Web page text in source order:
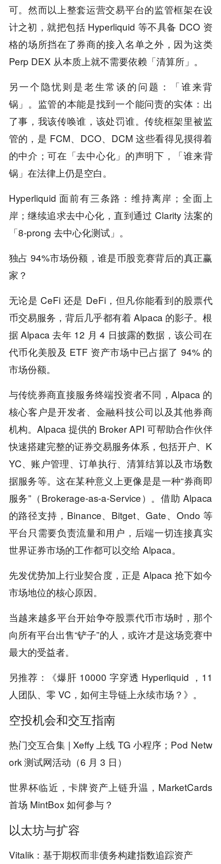
可。然而以上整套运营交易平台的监管框架在设
计之初，就把包括 Hyperliquid 等不具备 DCO 资
格的场所挡在了券商的接入名单之外，因为这类
Perp DEX 从本质上就不需要依赖「清算所」。
另一个隐忧则是老生常谈的问题：「谁来背
锅」。监管的本能是找到一个能问责的实体：出
了事，我该传唤谁，该处罚谁。传统框架里被监
管的，是 FCM、DCO、DCM 这些看得见摸得着
的中介；可在「去中心化」的声明下，「谁来背
锅」在法律上仍是空白。
Hyperliquid 面前有三条路：维持离岸；全面上
岸；继续追求去中心化，直到通过 Clarity 法案的
「8-prong 去中心化测试」。
独占 94%市场份额，谁是币股竞赛背后的真正赢
家？
无论是 CeFi 还是 DeFi，但凡你能看到的股票代
币交易服务，背后几乎都有着 Alpaca 的影子。根
据 Alpaca 去年 12 月 4 日披露的数据，该公司在
代币化美股及 ETF 资产市场中已占据了 94% 的
市场份额。
与传统券商直接服务终端投资者不同，Alpaca 的
核心客户是开发者、金融科技公司以及其他券商
机构。Alpaca 提供的 Broker API 可帮助合作伙伴
快速搭建完整的证券交易服务体系，包括开户、K
YC、账户管理、订单执行、清算结算以及市场数
据服务等。这在某种意义上更像是是一种“券商即
服务”（Brokerage-as-a-Service）。借助 Alpaca
的路径支持，Binance、Bitget、Gate、Ondo 等
平台只需要负责流量和用户，后端一切连接真实
世界证券市场的工作都可以交给 Alpaca。
先发优势加上行业契合度，正是 Alpaca 抢下如今
市场地位的核心原因。
当越来越多平台开始争夺股票代币市场时，那个
向所有平台出售“铲子”的人，或许才是这场竞赛中
最大的受益者。
另推荐：《爆肝 10000 字穿透 Hyperliquid ，11
人团队、零 VC，如何主导链上永续市场？》。
空投机会和交互指南
热门交互合集 | Xeffy 上线 TG 小程序；Pod Netw
ork 测试网活动（6 月 3 日）
世界杯临近，卡牌资产上链升温，MarketCards
首场 MintBox 如何参与？
以太坊与扩容
Vitalik：基于期权而非债务构建指数追踪资产